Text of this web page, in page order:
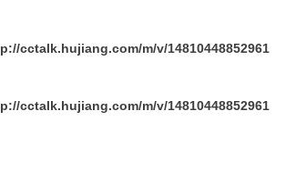
cctalk.hujiang.com/m/v/14810448852961
cctalk.hujiang.com/m/v/14810448852961